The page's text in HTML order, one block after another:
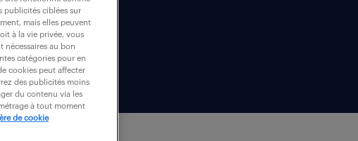
publicités ciblées sur
mais elles peuvent
à la vie privée, vous
nécessaires au bon
catégories pour en
cookies peut affecter
des publicités moins
du contenu via les
à tout moment
de cookie